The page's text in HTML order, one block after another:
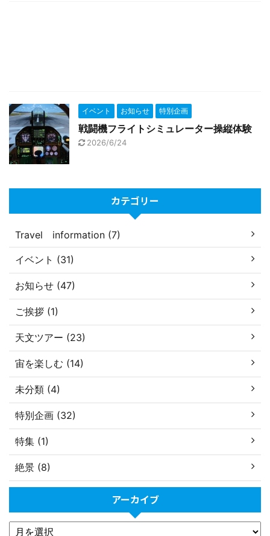
イベント お知らせ 特別企画
戦闘機フライトシミュレーター操縦体験
2026/6/24
カテゴリー
Travel information (7)
イベント (31)
お知らせ (47)
ご挨拶 (1)
天文ツアー (23)
宙を楽しむ (14)
未分類 (4)
特別企画 (32)
特集 (1)
絶景 (8)
アーカイブ